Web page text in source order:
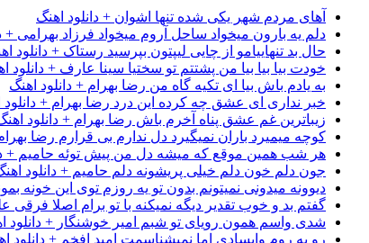
آهای مردم شهر یکی شده تنها اشوان + دانلود اهنگ
دلم یه بارون میخواد ساحل آروم میخواد فرزاد بهرامی +
حال بد تنهاییامو از چایی لیپتون بپرسید رستاک + دانلود
خودت بیا بیا بیا من پشتتم تو سختیا سینا عارف + دانلود
به یادم باش بیا ای تکیه گاه من رضا بهرام + دانلود اهنگ
خبر نداری ای عشق چه کرده این درد رضا بهرام + دانلود
زیباترین غم عشق پناه آخرم باش رضا بهرام + دانلود
کوچه میمیرد باران نمیگیرد دل ندارم بی قرارم رضا
هر شب همین موقع که میشه دل من پیش توئه حامیم +
جون دلم خون دلم خیلی پریشونه دلم حامیم + دانلود
دیوونه میدونی نمیتونم بدون تو یه روزم توی این خونه
گفتم بد و خوب تقدیر دیگه نمیکنه با تو برام اصلا فرقی
شدی واسم همون رویای تو شبم امیر خوشنگار + دانلود
رو به روم وایسادی اما نمیشناسمت امید افخم + دانلود